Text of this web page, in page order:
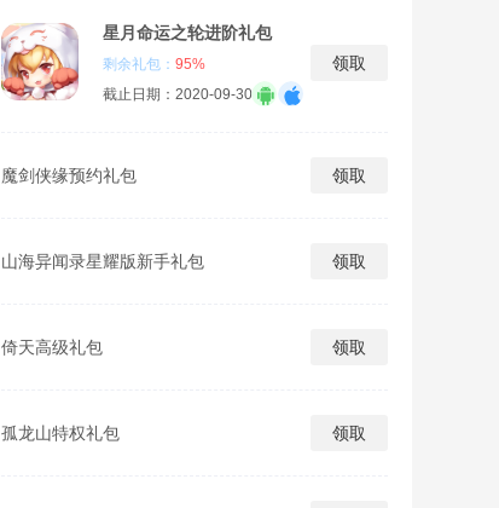
星月命运之轮进阶礼包
剩余礼包： 95%
截止日期：2020-09-30
领取
魔剑侠缘预约礼包 领取
山海异闻录星耀版新手礼包 领取
倚天高级礼包 领取
孤龙山特权礼包 领取